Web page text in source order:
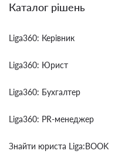
Каталог рішень
Liga360: Керівник
Liga360: Юрист
Liga360: Бухгалтер
Liga360: PR-менеджер
Знайти юриста Liga:BOOK